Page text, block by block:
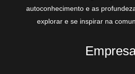
autoconhecimento e as
explorar e se inspirar na